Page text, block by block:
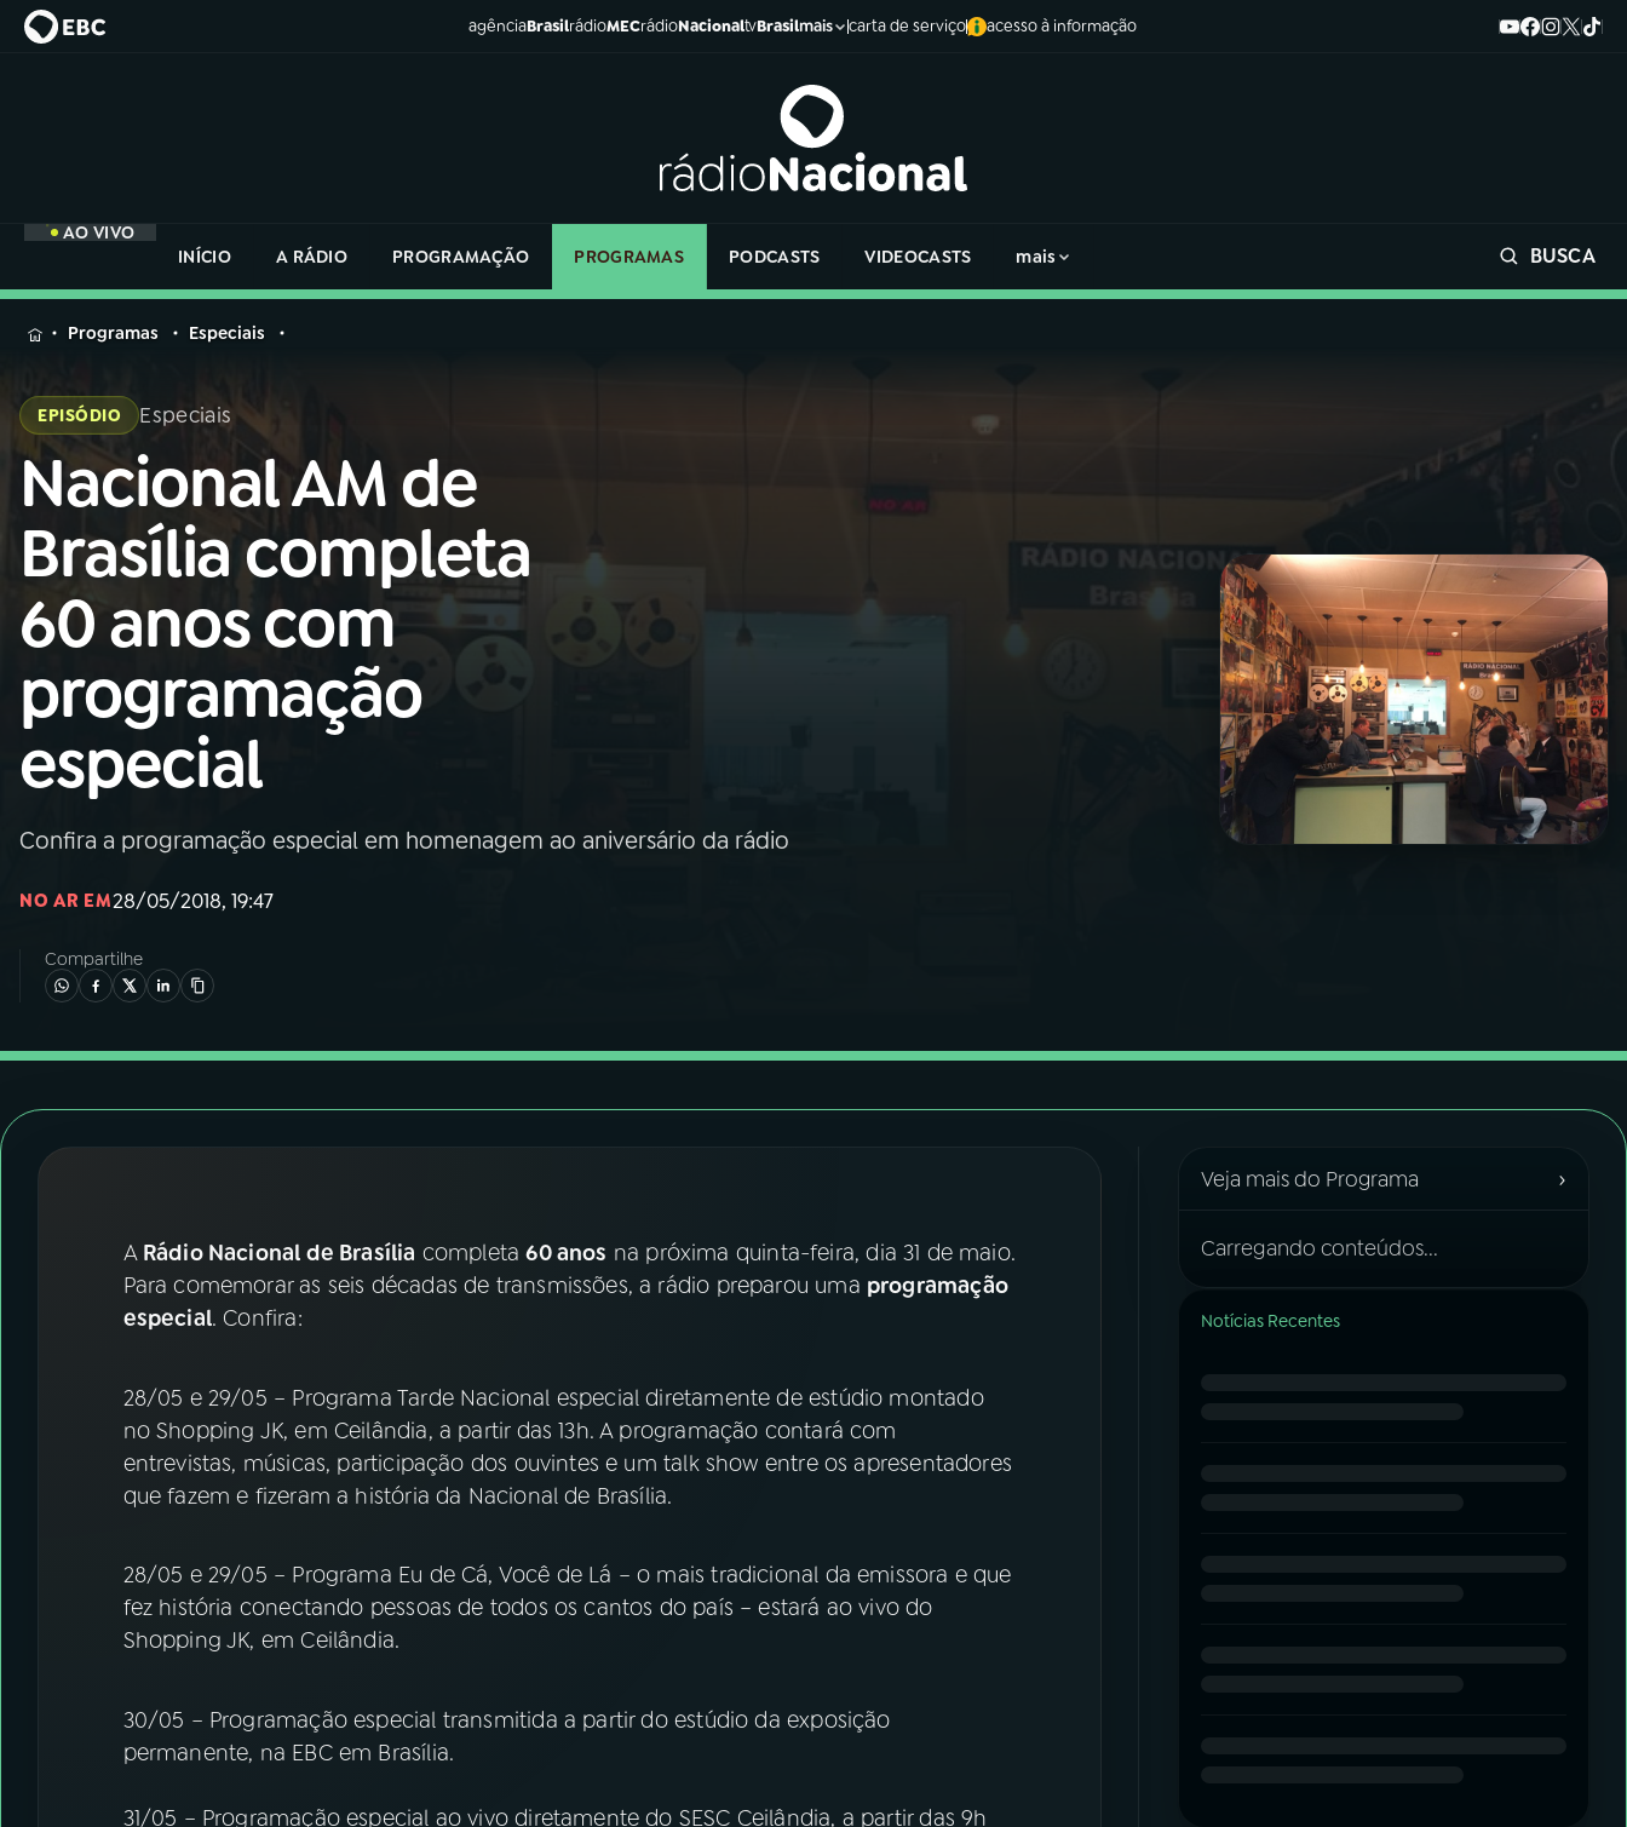
agênciaBrasilrádioMECrádioNacionaltvBrasilmais carta de serviço acesso à informação
AO VIVO
INÍCIO
A RÁDIO PROGRAMAÇÃO PROGRAMAS PODCASTS VIDEOCASTS mais BUSCA
MENU
Buscar
na
Rádio
Nacional
AO VIVO
01INÍCIO
02A RÁDIO
03 PROGRAMAÇÃO
04PROGRAMAS
06VIDEOCASTS
ACOMPANHE A RÁDIO NACIONAL
YouTube Facebook
na
Rádio
Nacional
Programas Especiais
EPISÓDIO Especiais
Nacional AM de
Brasília completa
60 anos com
programação
especial
Confira a programação especial em homenagem ao aniversário da rádio
NO AR EM28/05/2018, 19:47
Compartilhe
A Rádio Nacional de Brasília completa60 anos na próxima quinta-feira, dia 31 de maio.
Para comemorar as seis décadas de transmissões, a rádio preparou uma programação
especial. Confira:
28/05 e 29/05 – Programa Tarde Nacional especial diretamente de estúdio montado
no Shopping JK, em Ceilândia, a partir das 13h. A programação contará com
entrevistas, músicas, participação dos ouvintes e um talk show entre os apresentadores
que fazem e fizeram a história da Nacional de Brasília.
28/05 e 29/05 – Programa Eu de Cá, Você de Lá – o mais tradicional da emissora e que
fez história conectando pessoas de todos os cantos do país – estará ao vivo do
Shopping JK, em Ceilândia.
30/05 – Programação especial transmitida a partir do estúdio da exposição
permanente, na EBC em Brasília.
31/05 – Programação especial ao vivo diretamente do SESC Ceilândia, a partir das 9h
Veja mais do Programa ›
Carregando conteúdos...
Notícias Recentes